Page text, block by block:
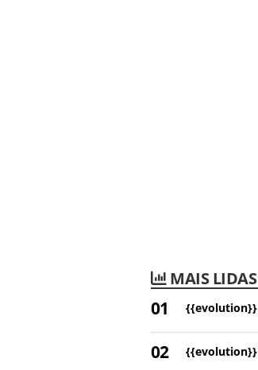
MAIS LIDAS
{{evolution}}
{{evolution}}